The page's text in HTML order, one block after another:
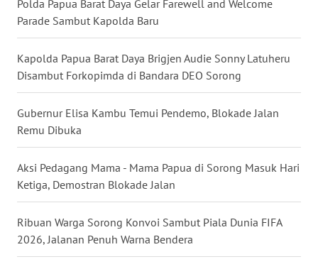
Polda Papua Barat Daya Gelar Farewell and Welcome
Parade Sambut Kapolda Baru
Kapolda Papua Barat Daya Brigjen Audie Sonny Latuheru
Disambut Forkopimda di Bandara DEO Sorong
Gubernur Elisa Kambu Temui Pendemo, Blokade Jalan
Remu Dibuka
Aksi Pedagang Mama - Mama Papua di Sorong Masuk Hari
Ketiga, Demostran Blokade Jalan
Ribuan Warga Sorong Konvoi Sambut Piala Dunia FIFA
2026, Jalanan Penuh Warna Bendera
WN
WN
JOGJA
WN
JATIM
WN
BALI
WN
KALBAR